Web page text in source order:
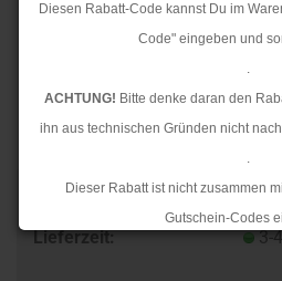
Diesen Rabatt-Code kannst Du im
Code" eingeben und
.
ACHTUNG! Bitte denke daran den
ihn aus technischen Gründen nicht
.
Dieser Rabatt ist nicht zusammen
Gutschein-Codes
.
Lieferzeit:
3-